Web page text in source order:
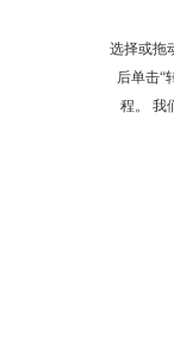
选择或拖
后单击“
程。 我